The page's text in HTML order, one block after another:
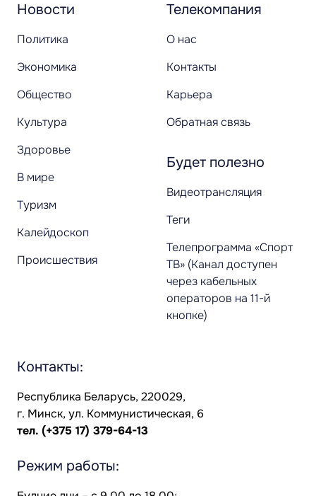
Новости
Политика
Экономика
Общество
Культура
Здоровье
В мире
Туризм
Калейдоскоп
Происшествия
Телекомпания
О нас
Контакты
Карьера
Обратная связь
Будет полезно
Видеотрансляция
Теги
Телепрограмма «Спорт
ТВ» (Канал доступен
через кабельных
операторов на 11-й
кнопке)
Контакты:
Республика Беларусь, 220029,
г. Минск, ул. Коммунистическая, 6
тел. (+375 17) 379-64-13
Режим работы: